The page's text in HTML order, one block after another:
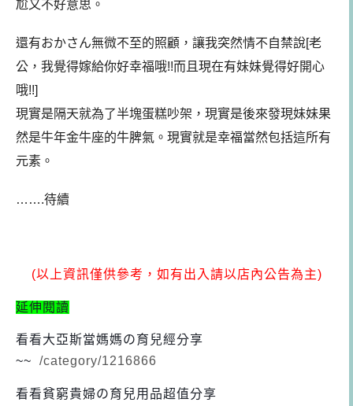
尬又不好意思。
還有おかさん無微不至的照顧，讓我突然情不自禁說[老
公，我覺得嫁給你好幸福哦!!而且現在有妹妹覺得好開心
哦!!]
現實是隔天就為了半塊蛋糕吵架，現實是後來發現妹妹果
然是牛年金牛座的牛脾氣。現實就是幸福當然包括這所有
元素。
…….待續
(以上資訊僅供參考，如有出入請以店內公告為主)
延伸閱讀
看看大亞斯當媽媽の育兒經分享
~~
/category/1216866
看看貧窮貴婦の育兒用品超值分享